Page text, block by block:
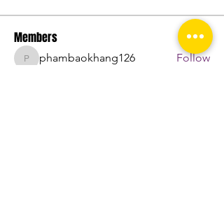
Members
phambaokhang126
phambaokhang126
Follow